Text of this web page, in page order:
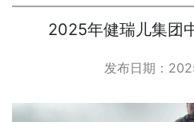
2025年健瑞儿集团
发布日期：